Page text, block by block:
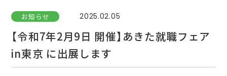
お知らせ 2025.02.05
【令和7年2月9日 開催】あきた就職フェア
in東京 に出展します